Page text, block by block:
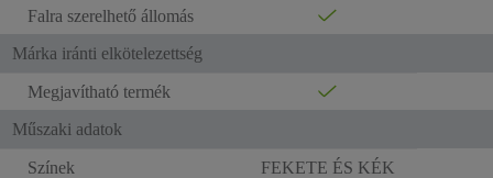
Falra szerelhető állomás
Márka iránti elkötelezettség
Megjavítható termék
Műszaki adatok
Színek
FEKETE ÉS KÉK